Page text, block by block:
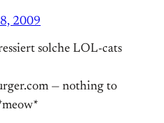
2009
solche LOL-cats
— nothing to